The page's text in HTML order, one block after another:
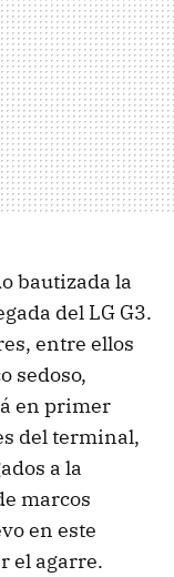
bautizada la
del LG G3.
entre ellos
sedoso,
en primer
del terminal,
a la
marcos
en este
el agarre.